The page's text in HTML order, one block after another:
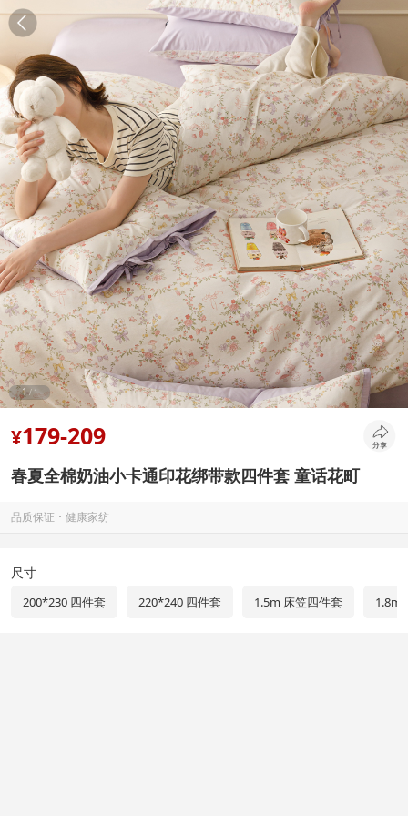
1/ 1
¥179-209
春夏全棉奶油小卡通印花绑带款四件套 童话花町
品质保证 ･ 健康家纺
尺寸
200*230 四件套 220*240 四件套 1.5m 床笠四件套 1.8m